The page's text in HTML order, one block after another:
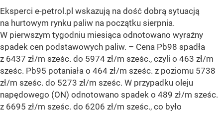
Eksperci e-petrol.pl wskazują na dość dobrą sytuacją
na hurtowym rynku paliw na początku sierpnia.
W pierwszym tygodniu miesiąca odnotowano wyraźny
spadek cen podstawowych paliw. – Cena Pb98 spadła
z 6437 zł/m sześc. do 5974 zł/m sześc., czyli o 463 zł/m
sześc. Pb95 potaniała o 464 zł/m sześc. z poziomu 5738
zł/m sześc. do 5273 zł/m sześc. W przypadku oleju
napędowego (ON) odnotowano spadek o 489 zł/m sześc.
z 6695 zł/m sześc. do 6206 zł/m sześc., co było